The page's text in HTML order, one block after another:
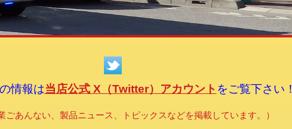
情報は当店公式 X（Twitter）アカウント をご覧下さい！
ごあんない、製品ニュース、トピックスなどを掲載しています。）